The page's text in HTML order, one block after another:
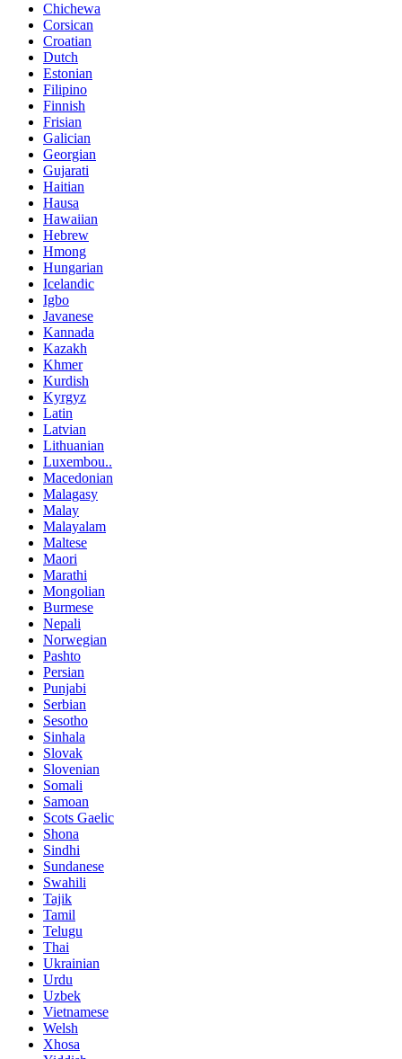
Chichewa
Corsican
Croatian
Dutch
Estonian
Filipino
Finnish
Frisian
Galician
Georgian
Gujarati
Haitian
Hausa
Hawaiian
Hebrew
Hmong
Hungarian
Icelandic
Igbo
Javanese
Kannada
Kazakh
Khmer
Kurdish
Kyrgyz
Latin
Latvian
Lithuanian
Luxembou..
Macedonian
Malagasy
Malay
Malayalam
Maltese
Maori
Marathi
Mongolian
Burmese
Nepali
Norwegian
Pashto
Persian
Punjabi
Serbian
Sesotho
Sinhala
Slovak
Slovenian
Somali
Samoan
Scots Gaelic
Shona
Sindhi
Sundanese
Swahili
Tajik
Tamil
Telugu
Thai
Ukrainian
Urdu
Uzbek
Vietnamese
Welsh
Xhosa